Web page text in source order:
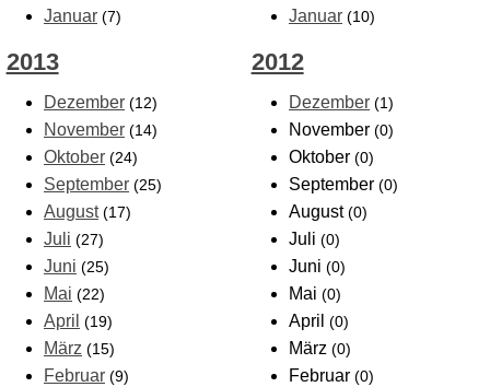
Januar (7) Januar (10)
2013
Dezember (12)
November (14)
Oktober (24)
September (25)
August (17)
Juli (27)
Juni (25)
Mai (22)
April (19)
März (15)
Februar (9)
2012
Dezember (1)
November(0)
Oktober(0)
September(0)
August(0)
Juli(0)
Juni(0)
Mai(0)
April(0)
März(0)
Februar(0)